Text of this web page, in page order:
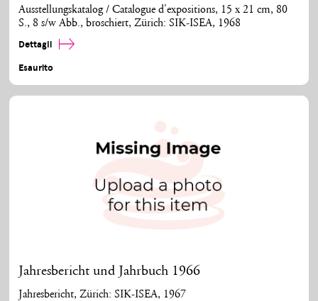
Ausstellungskatalog / Catalogue d'expositions, 15 x 21 cm, 80
S., 8 s/w Abb., broschiert, Zürich: SIK-ISEA, 1968
Dettagli
Esaurito
Jahresbericht und Jahrbuch 1966
Jahresbericht, Zürich: SIK-ISEA, 1967